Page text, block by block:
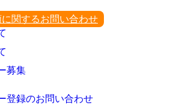
に関するお問い合わせ
募集
登録のお問い合わせ